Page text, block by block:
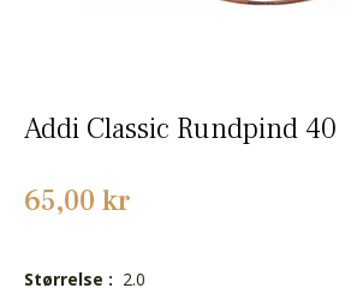
Addi Classic Rundpind 40
Normalpris
65,00 kr
Størrelse : 2.0